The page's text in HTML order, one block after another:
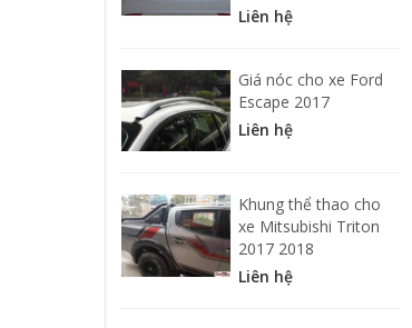
Liên hệ
Giá nóc cho xe Ford
Escape 2017
Liên hệ
Khung thể thao cho
xe Mitsubishi Triton
2017 2018
Liên hệ